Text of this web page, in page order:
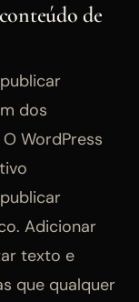
de
dos
WordPress
Adicionar
texto e
que qualquer